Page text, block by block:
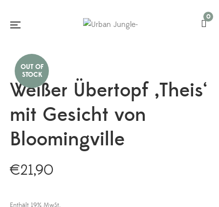
0
Weißer Übertopf ‚Theis‘
mit Gesicht von
Bloomingville
€21,90
Enthält 19% MwSt.